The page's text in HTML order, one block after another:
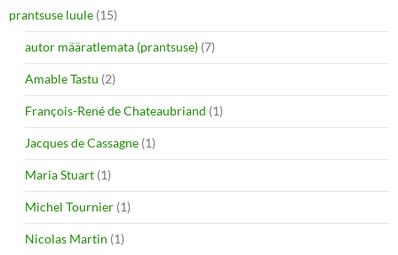
prantsuse luule (15)
autor määratlemata (prantsuse) (7)
Amable Tastu (2)
François-René de Chateaubriand (1)
Jacques de Cassagne (1)
Maria Stuart (1)
Michel Tournier (1)
Nicolas Martin (1)